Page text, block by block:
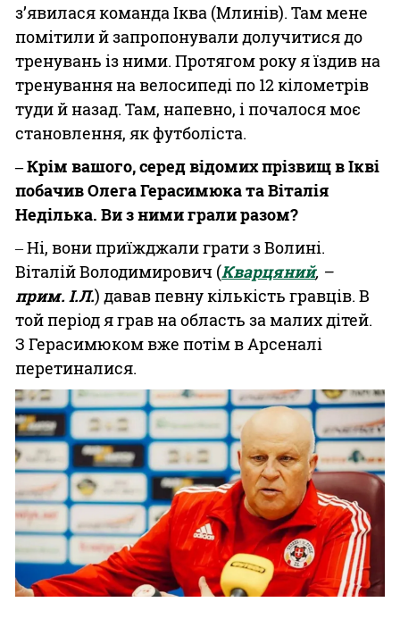
з’явилася команда Іква (Млинів). Там мене
помітили й запропонували долучитися до
тренувань із ними. Протягом року я їздив на
тренування на велосипеді по 12 кілометрів
туди й назад. Там, напевно, і почалося моє
становлення, як футболіста.
‒ Крім вашого, серед відомих прізвищ в Ікві
побачив Олега Герасимюка та Віталія
Неділька. Ви з ними грали разом?
‒ Ні, вони приїжджали грати з Волині.
Віталій Володимирович (Кварцяний, –
прим. І.Л.) давав певну кількість гравців. В
той період я грав на область за малих дітей.
З Герасимюком вже потім в Арсеналі
перетиналися.